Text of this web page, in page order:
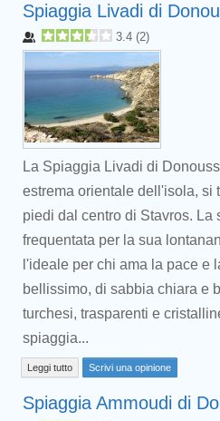
Spiaggia Livadi di
3.4 (2)
La Spiaggia Livadi di
estrema orientale dell'isola, si
piedi dal centro di Stavros. La
frequentata per la sua
l'ideale per chi ama la pace e
bellissimo, di sabbia chiara e
turchesi, trasparenti e
spiaggia...
Leggi tutto Scrivi una opinione
Spiaggia Ammoudi di